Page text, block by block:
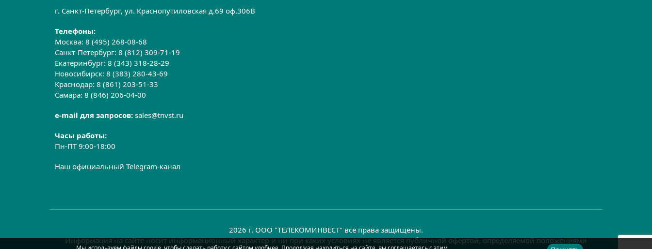
г. Санкт-Петербург, ул. Краснопутиловская д.69 оф.306B
Телефоны:
Москва:8 (495) 268-08-68
Санкт-Петербург:8 (812) 309-71-19
Екатеринбург:8 (343) 318-28-29
Новосибирск:8 (383) 280-43-69
Краснодар:8 (861) 203-51-33
Самара:8 (846) 206-04-00
e-mail для запросов:sales@tnvst.ru
Часы работы:
Пн-ПТ 9:00-18:00
Наш официальный Telegram-канал
2026 г. ООО "ТЕЛЕКОМИНВЕСТ" все права защищены.
Информация на сайте носит информационный характер и ни при каких условиях не является публичной офертой, определяемой положениями